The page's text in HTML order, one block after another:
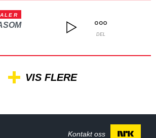
DEL
VIS FLERE
Kontakt oss